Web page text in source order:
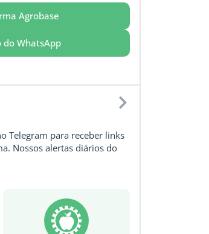
Agrobase
do WhatsApp
Telegram para receber links
Nossos alertas diários do